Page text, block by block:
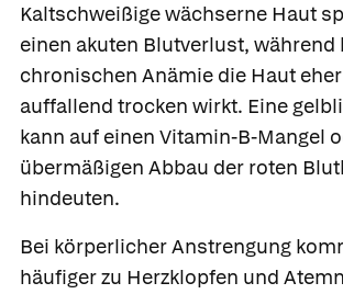
Kaltschweißige wächserne Haut
einen akuten Blutverlust, während
chronischen Anämie die Haut
auffallend trocken wirkt. Eine
kann auf einen Vitamin-B-Mangel
übermäßigen Abbau der roten
hindeuten.
Bei körperlicher Anstrengung
häufiger zu Herzklopfen und